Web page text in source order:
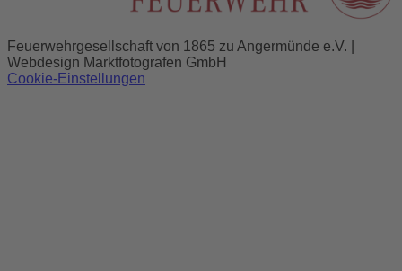
Feuerwehrgesellschaft von 1865 zu Angermünde e.V. |
Webdesign Marktfotografen GmbH
Cookie-Einstellungen